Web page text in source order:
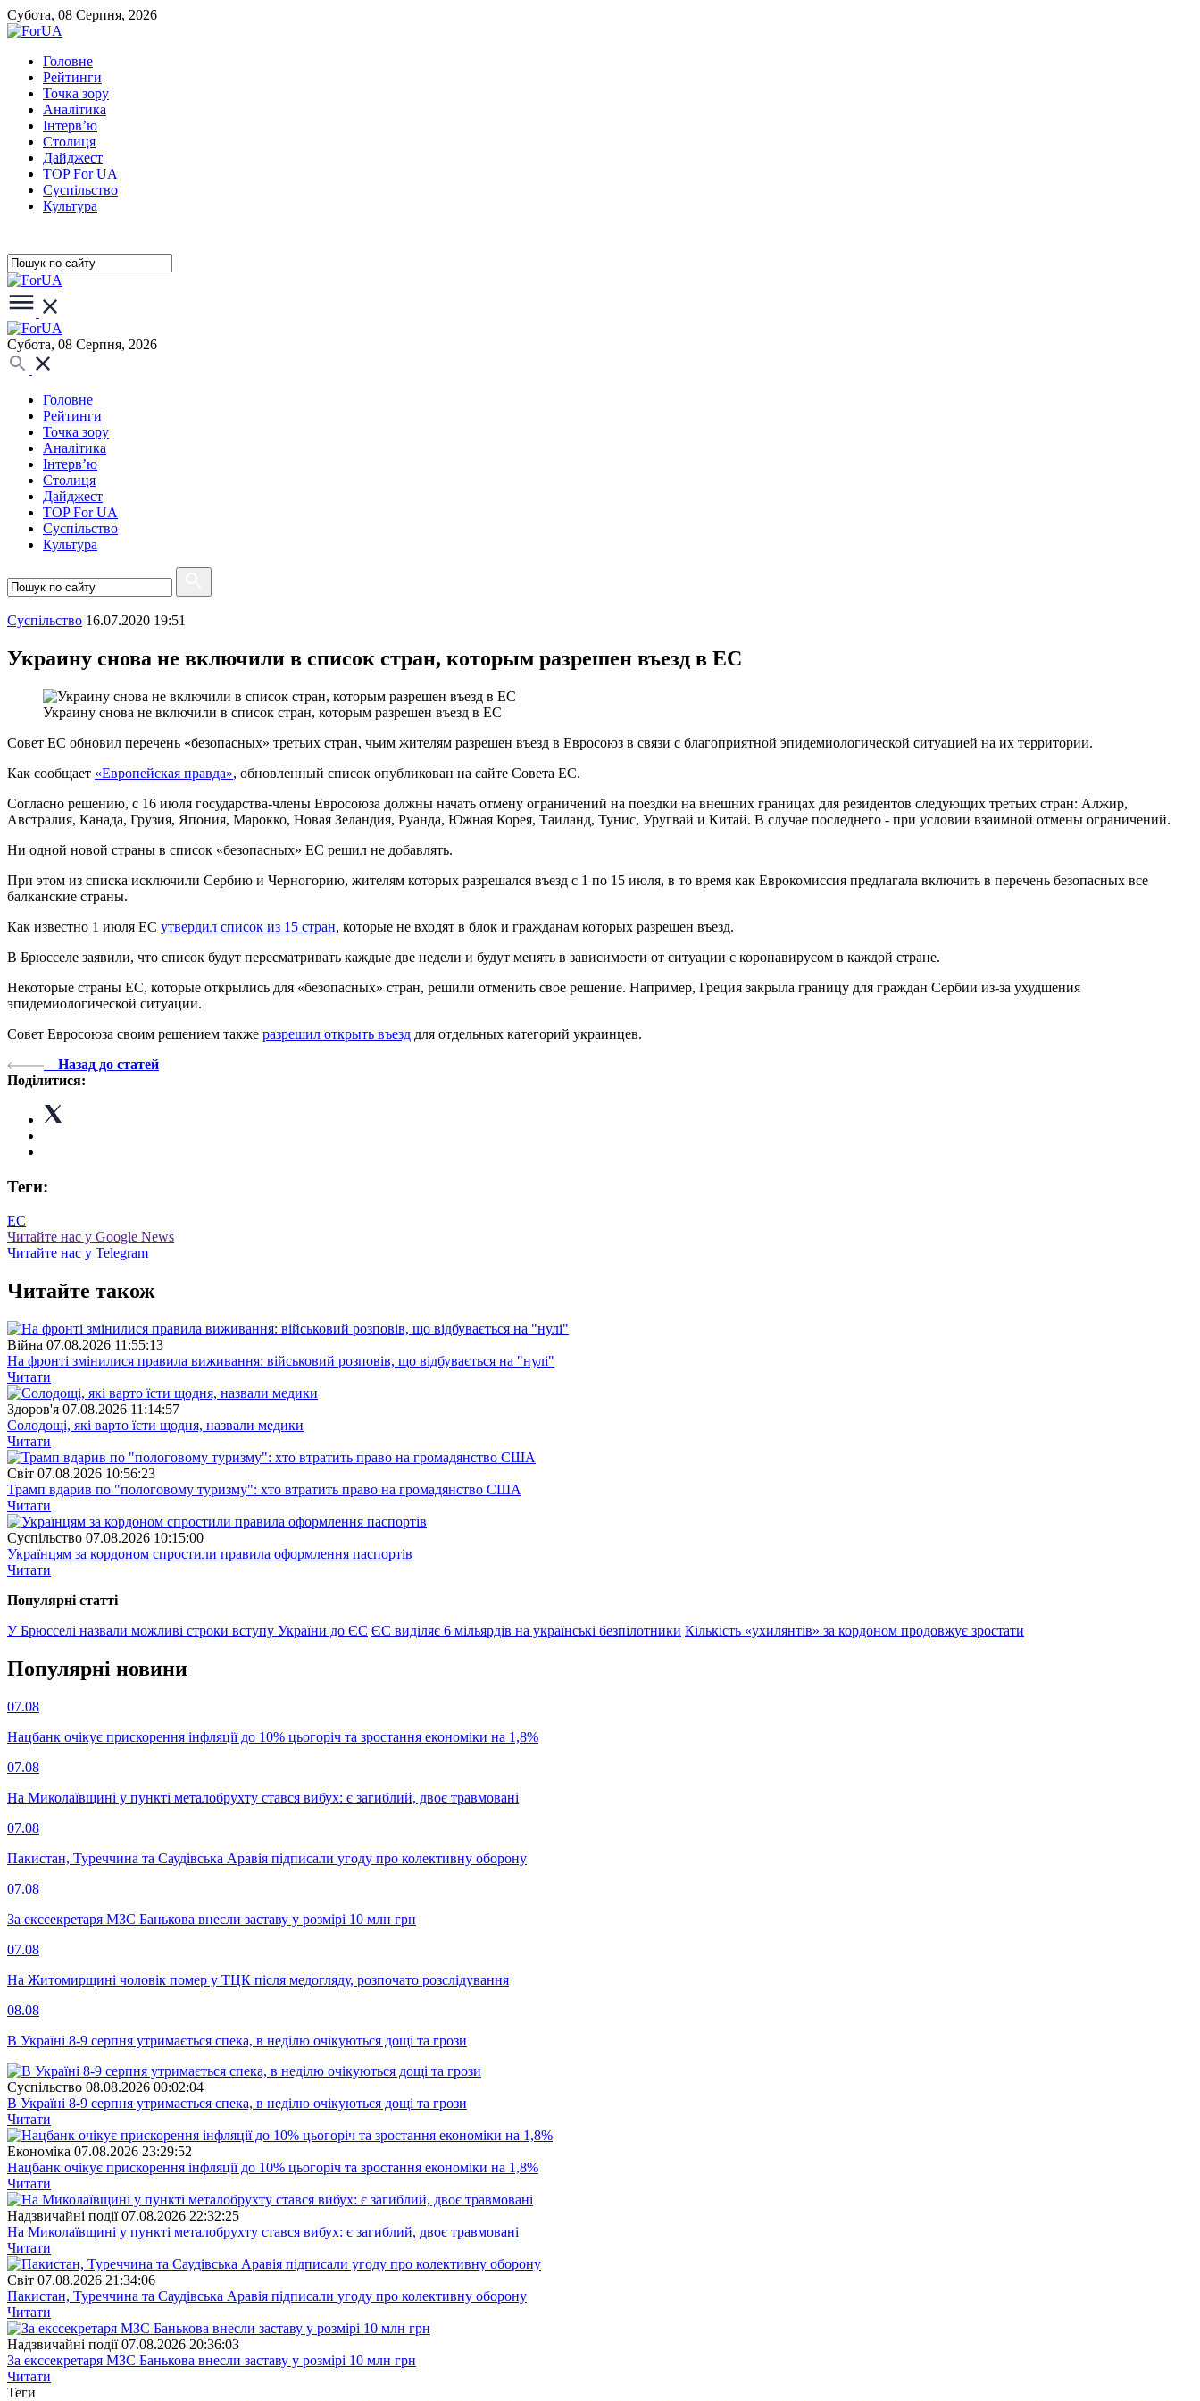
Субота, 08 Серпня, 2026
Головне
Рейтинги
Точка зору
Аналітика
Інтерв’ю
Столиця
Дайджест
TOP For UA
Суспiльство
Культура
Субота, 08 Серпня, 2026
Головне
Рейтинги
Точка зору
Аналітика
Інтерв’ю
Столиця
Дайджест
TOP For UA
Суспiльство
Культура
Суспiльство 16.07.2020 19:51
Украину снова не включили в список стран, которым разрешен въезд в ЕС
Украину снова не включили в список стран, которым разрешен въезд в ЕС
Совет ЕС обновил перечень «безопасных» третьих стран, чьим жителям разрешен въезд в Евросоюз в связи с благоприятной эпидемиологической ситуацией на их территории.
Как сообщает «Европейская правда», обновленный список опубликован на сайте Совета ЕС.
Согласно решению, с 16 июля государства-члены Евросоюза должны начать отмену ограничений на поездки на внешних границах для резидентов следующих третьих стран: Алжир,
Австралия, Канада, Грузия, Япония, Марокко, Новая Зеландия, Руанда, Южная Корея, Таиланд, Тунис, Уругвай и Китай. В случае последнего - при условии взаимной отмены ограничений.
Ни одной новой страны в список «безопасных» ЕС решил не добавлять.
При этом из списка исключили Сербию и Черногорию, жителям которых разрешался въезд с 1 по 15 июля, в то время как Еврокомиссия предлагала включить в перечень безопасных все
балканские страны.
Как известно 1 июля ЕС утвердил список из 15 стран, которые не входят в блок и гражданам которых разрешен въезд.
В Брюсселе заявили, что список будут пересматривать каждые две недели и будут менять в зависимости от ситуации с коронавирусом в каждой стране.
Некоторые страны ЕС, которые открылись для «безопасных» стран, решили отменить свое решение. Например, Греция закрыла границу для граждан Сербии из-за ухудшения
эпидемиологической ситуации.
Совет Евросоюза своим решением также разрешил открыть въезд для отдельных категорий украинцев.
Назад до статей
Поділитися:
Теги:
ЕС
Читайте нас у Google News
Читайте нас у Telegram
Читайте також
Війна 07.08.2026 11:55:13
На фронті змінилися правила виживання: військовий розповів, що відбувається на "нулі"
Читати
Здоров'я 07.08.2026 11:14:57
Солодощі, які варто їсти щодня, назвали медики
Читати
Свiт 07.08.2026 10:56:23
Трамп вдарив по "пологовому туризму": хто втратить право на громадянство США
Читати
Суспiльство 07.08.2026 10:15:00
Українцям за кордоном спростили правила оформлення паспортів
Читати
Популярнi статтi
У Брюсселі назвали можливі строки вступу України до ЄС ЄС виділяє 6 мільярдів на українські безпілотники Кількість «ухилянтів» за кордоном продовжує зростати
Популярнi новини
07.08
Нацбанк очікує прискорення інфляції до 10% цьогоріч та зростання економіки на 1,8%
07.08
На Миколаївщині у пункті металобрухту стався вибух: є загиблий, двоє травмовані
07.08
Пакистан, Туреччина та Саудівська Аравія підписали угоду про колективну оборону
07.08
За екссекретаря МЗС Банькова внесли заставу у розмірі 10 млн грн
07.08
На Житомирщині чоловік помер у ТЦК після медогляду, розпочато розслідування
08.08
В Україні 8-9 серпня утримається спека, в неділю очікуються дощі та грози
Суспiльство 08.08.2026 00:02:04
В Україні 8-9 серпня утримається спека, в неділю очікуються дощі та грози
Читати
Економіка 07.08.2026 23:29:52
Нацбанк очікує прискорення інфляції до 10% цьогоріч та зростання економіки на 1,8%
Читати
Надзвичайні події 07.08.2026 22:32:25
На Миколаївщині у пункті металобрухту стався вибух: є загиблий, двоє травмовані
Читати
Свiт 07.08.2026 21:34:06
Пакистан, Туреччина та Саудівська Аравія підписали угоду про колективну оборону
Читати
Надзвичайні події 07.08.2026 20:36:03
За екссекретаря МЗС Банькова внесли заставу у розмірі 10 млн грн
Читати
Теги